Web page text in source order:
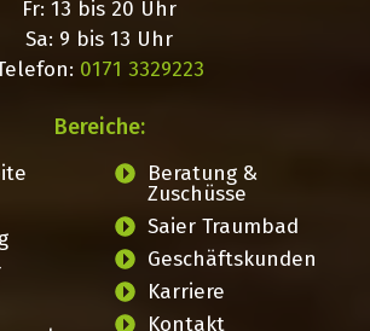
Fr: 13 bis 20 Uhr
Sa: 9 bis 13 Uhr
0171 3329223
Bereiche:
Beratung &
Zuschüsse
Saier Traumbad
Geschäftskunden
Karriere
Kontakt